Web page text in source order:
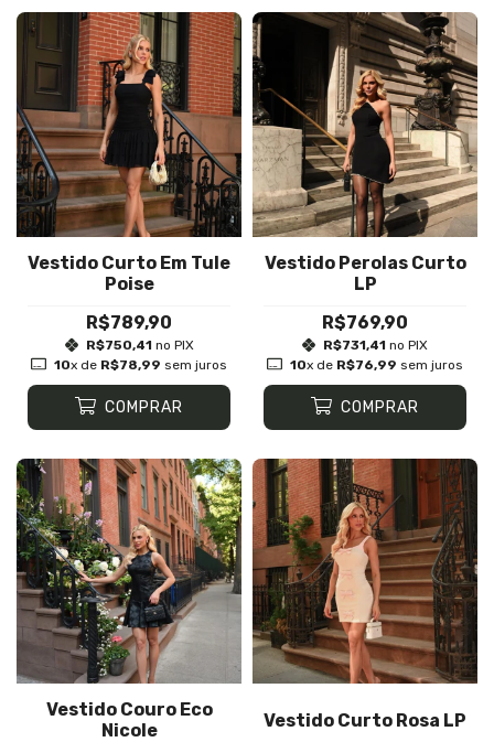
Vestido Curto Em Tule
Poise
R$789,90
R$750,41 no PIX
10x de R$78,99 sem juros
COMPRAR
Vestido Perolas Curto
LP
R$769,90
R$731,41 no PIX
10x de R$76,99 sem juros
COMPRAR
Vestido Couro Eco
Nicole
Vestido Curto Rosa LP